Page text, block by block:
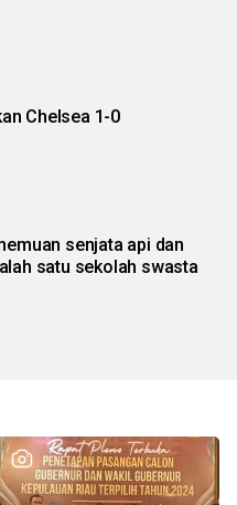
Chelsea 1-0
senjata api dan
satu sekolah swasta